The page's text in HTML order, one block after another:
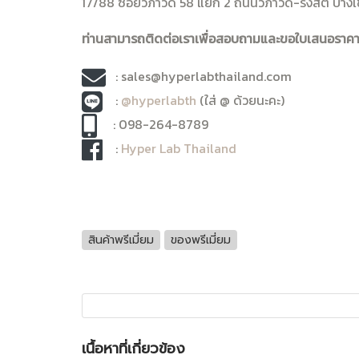
ท่านสามารถติดต่อเราเพื่อสอบถามและขอใบเสนอราค
: sales@hyperlabthailand.com
: @hyperlabth (ใส่ @ ด้วยนะคะ)
: 098-264-8789
: Hyper Lab Thailand
สินค้าพรีเมี่ยม ของพรีเมี่ยม
เนื้อหาที่เกี่ยวข้อง